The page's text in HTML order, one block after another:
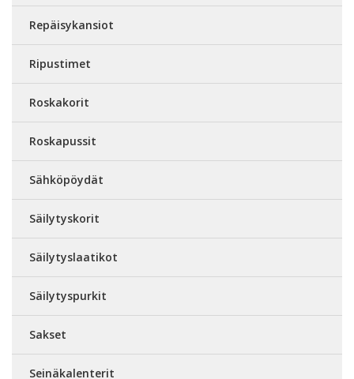
Repäisykansiot
Ripustimet
Roskakorit
Roskapussit
Sähköpöydät
Säilytyskorit
Säilytyslaatikot
Säilytyspurkit
Sakset
Seinäkalenterit